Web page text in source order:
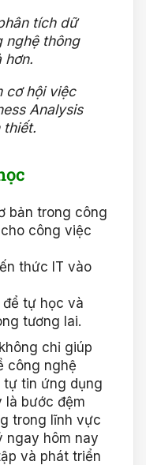
tích dữ
nghệ thông
hơn.
cơ hội việc
Analysis
thiết.
bản trong công
công việc
thức IT vào
tự học và
tương lai.
không chỉ giúp
công nghệ
tự tin ứng dụng
bước đệm
trong lĩnh vực
ngay hôm nay
và phát triển